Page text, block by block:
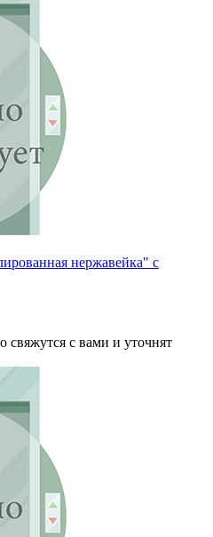
нержавейка" с
свяжутся с вами и уточнят